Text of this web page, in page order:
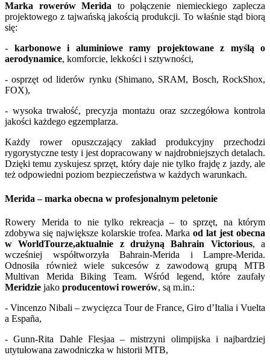
Marka rowerów Merida to połączenie niemieckiego zaplecza
projektowego z tajwańską jakością produkcji. To właśnie stąd biorą
się:
- karbonowe i aluminiowe ramy projektowane z myślą o
aerodynamice, komforcie, lekkości i sztywności,
- osprzęt od liderów rynku (Shimano, SRAM, Bosch, RockShox,
FOX),
- wysoka trwałość, precyzja montażu oraz szczegółowa kontrola
jakości każdego egzemplarza.
Każdy rower opuszczający zakład produkcyjny przechodzi
rygorystyczne testy i jest dopracowany w najdrobniejszych detalach.
Dzięki temu zyskujesz sprzęt, który daje nie tylko frajdę z jazdy, ale
też odpowiedni poziom bezpieczeństwa w każdych warunkach.
Merida – marka obecna w profesjonalnym peletonie
Rowery Merida to nie tylko rekreacja – to sprzęt, na którym
zdobywa się największe kolarskie trofea. Markaod lat jest obecna
w WorldTourze,aktualnie z drużyną Bahrain Victorious, a
wcześniej współtworzyła Bahrain-Merida i Lampre-Merida.
Odnosiła również wiele sukcesów z zawodową grupą MTB
Multivan Merida Biking Team. Wśród legend, które zaufały
Meridzie jako producentowi rowerów, są m.in.:
- Vincenzo Nibali – zwycięzca Tour de France, Giro d’Italia i Vuelta
a España,
- Gunn-Rita Dahle Flesjaa – mistrzyni olimpijska i najbardziej
utytułowana zawodniczka w historii MTB,